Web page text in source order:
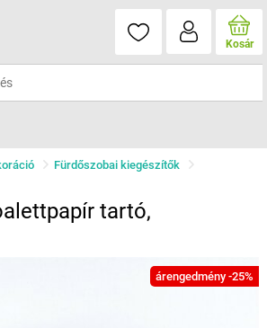
Kosár
Fürdőszobai kiegészítők
tartó,
árengedmény -25%